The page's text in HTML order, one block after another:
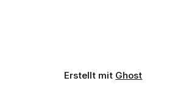
Erstellt mit Ghost